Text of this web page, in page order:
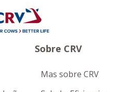
Sobre CRV
Mas sobre CRV